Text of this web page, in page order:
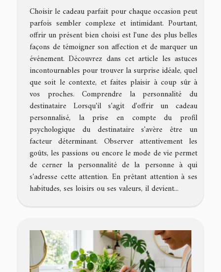
Choisir le cadeau parfait pour chaque occasion peut
parfois sembler complexe et intimidant. Pourtant,
offrir un présent bien choisi est l'une des plus belles
façons de témoigner son affection et de marquer un
événement. Découvrez dans cet article les astuces
incontournables pour trouver la surprise idéale, quel
que soit le contexte, et faites plaisir à coup sûr à
vos proches. Comprendre la personnalité du
destinataire Lorsqu'il s'agit d'offrir un cadeau
personnalisé, la prise en compte du profil
psychologique du destinataire s'avère être un
facteur déterminant. Observer attentivement les
goûts, les passions ou encore le mode de vie permet
de cerner la personnalité de la personne à qui
s'adresse cette attention. En prêtant attention à ses
habitudes, ses loisirs ou ses valeurs, il devient...